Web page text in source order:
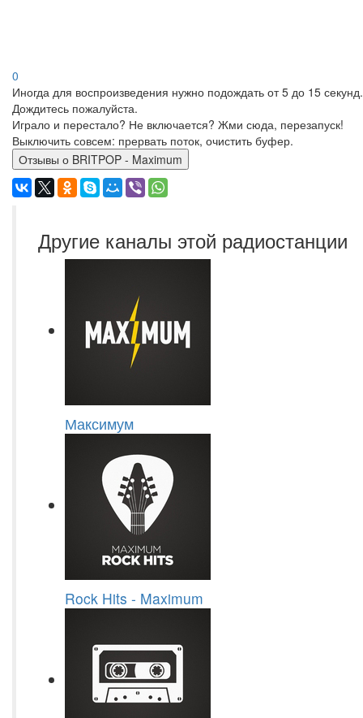
0
Иногда для воспроизведения нужно подождать от 5 до 15 секунд.
Дождитесь пожалуйста.
Играло и перестало? Не включается? Жми сюда, перезапуск!
Выключить совсем: прервать поток, очистить буфер.
Отзывы о BRITPOP - Maximum
Другие каналы этой радиостанции
Максимум
Rock Hits - Maximum